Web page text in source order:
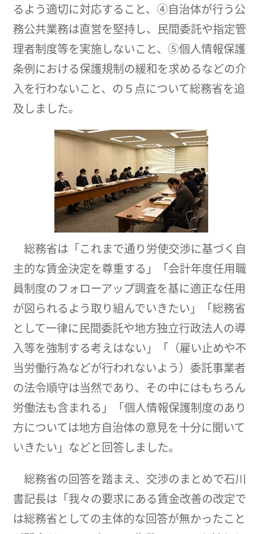
るよう適切に対応すること、④自治体が行う公
務公共業務は直営を堅持し、民間委託や指定管
理者制度等を実施しないこと、⑤個人情報保護
条例における保護規制の緩和を求めるなどの介
入を行わないこと、の５点について総務省を追
及しました。
総務省は「これまで通り労使交渉に基づく自
主的な賃金決定を尊重する」「会計年度任用職
員制度のフォローアップ調査を基に適正な任用
が図られるよう取り組んでいきたい」「総務省
として一律に民間委託や地方独立行政法人の導
入等を強制する考えはない」「（雇い止めや不
当労働行為などが行われないよう）委託事業者
の法令順守は当然であり、その中にはもちろん
労働法も含まれる」「個人情報保護制度のあり
方については地方自治体の意見を十分に聞いて
いきたい」などと回答しました。
総務省の回答を踏まえ、交渉のまとめで石川
書記長は「我々の要求にある賃金改善の改定で
は総務省としての主体的な回答が無かったこと